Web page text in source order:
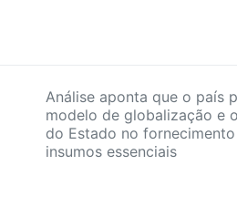
Análise aponta que o país
modelo de globalização e
do Estado no
insumos essenciais